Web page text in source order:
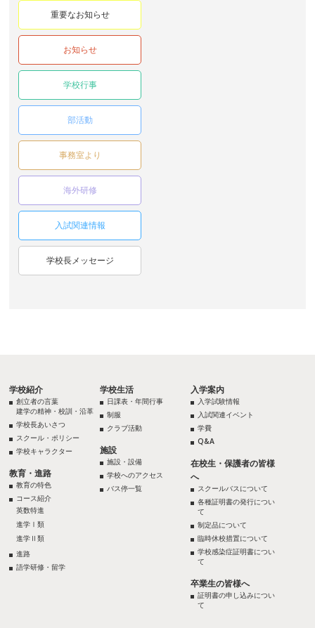
重要なお知らせ
お知らせ
学校行事
部活動
事務室より
海外研修
入試関連情報
学校長メッセージ
学校紹介
創立者の言葉
建学の精神・校訓・沿革
学校長あいさつ
スクール・ポリシー
学校キャラクター
教育・進路
教育の特色
コース紹介
英数特進
進学Ⅰ類
進学Ⅱ類
進路
語学研修・留学
学校生活
日課表・年間行事
制服
クラブ活動
施設
施設・設備
学校へのアクセス
バス停一覧
入学案内
入学試験情報
入試関連イベント
学費
Q&A
在校生・保護者の皆様
へ
スクールバスについて
各種証明書の発行につい
て
制定品について
臨時休校措置について
学校感染症証明書につい
て
卒業生の皆様へ
証明書の申し込みについ
て